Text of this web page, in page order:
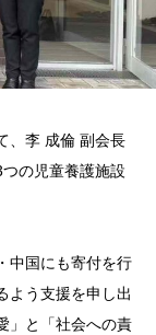
、李 成倫 副会長
の児童養護施設
中国にも寄付を行
よう支援を申し出
」と「社会への責